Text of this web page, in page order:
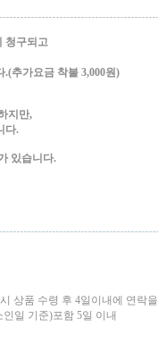
청구되고
추가요금 착불 3,000원)
지만,
다.
있습니다.
상품 수령 후 4일이내에 연락을
일 기준)포함 5일 이내